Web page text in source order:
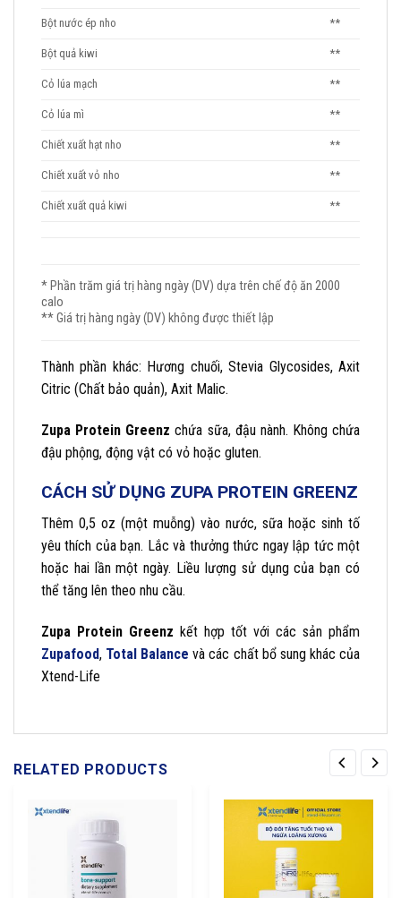
Bột nước ép nho **
Bột quả kiwi **
Cỏ lúa mạch **
Cỏ lúa mì **
Chiết xuất hạt nho **
Chiết xuất vỏ nho **
Chiết xuất quả kiwi **
* Phần trăm giá trị hàng ngày (DV) dựa trên chế độ ăn 2000
calo
** Giá trị hàng ngày (DV) không được thiết lập
Thành phần khác: Hương chuối, Stevia Glycosides, Axit
Citric (Chất bảo quản), Axit Malic.
Zupa Protein Greenzchứa sữa, đậu nành. Không chứa
đậu phộng, động vật có vỏ hoặc gluten.
CÁCH SỬ DỤNG ZUPA PROTEIN GREENZ
Thêm 0,5 oz (một muỗng) vào nước, sữa hoặc sinh tố
yêu thích của bạn. Lắc và thưởng thức ngay lập tức một
hoặc hai lần một ngày. Liều lượng sử dụng của bạn có
thể tăng lên theo nhu cầu.
Zupa Protein Greenz kết hợp tốt với các sản phẩm
Zupafood, Total Balance và các chất bổ sung khác của
Xtend-Life
RELATED PRODUCTS